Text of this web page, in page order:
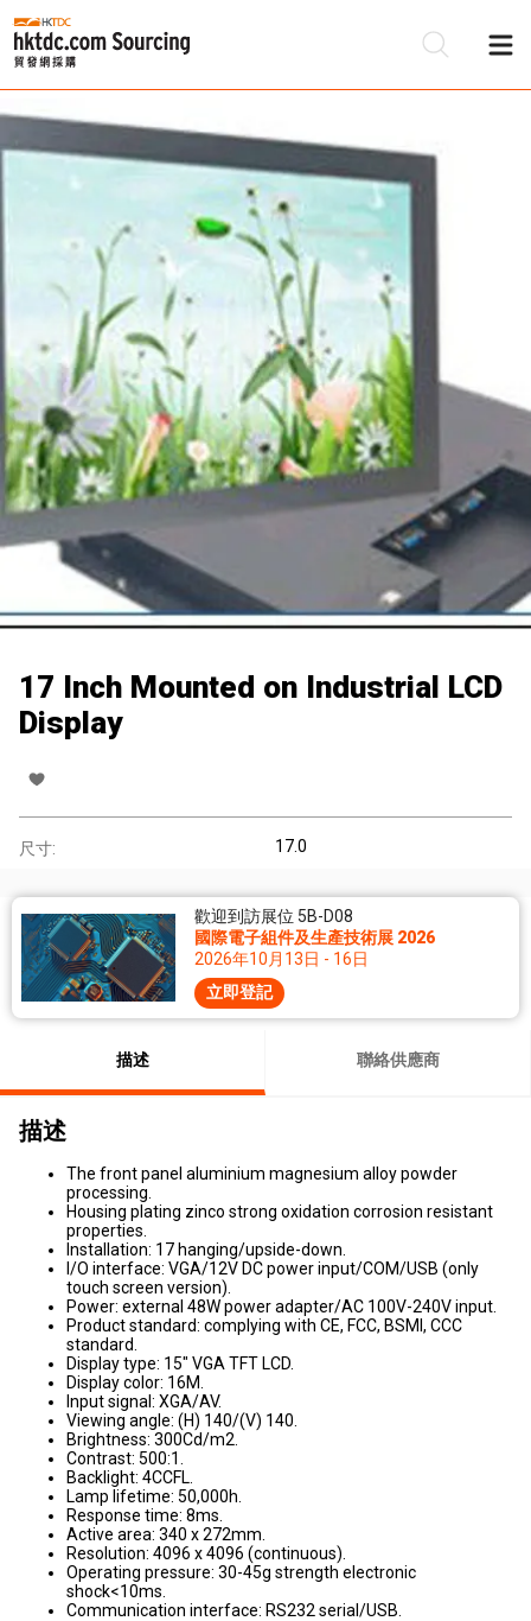
17 Inch Mounted on Industrial LCD
Display
尺寸: 17.0
歡迎到訪展位 5B-D08
國際電子組件及生產技術展 2026
2026年10月13日 - 16日
立即登記
描述 聯絡供應商
描述
The front panel aluminium magnesium alloy powder
processing.
Housing plating zinco strong oxidation corrosion resistant
properties.
Installation: 17 hanging/upside-down.
I/O interface: VGA/12V DC power input/COM/USB (only
touch screen version).
Power: external 48W power adapter/AC 100V-240V input.
Product standard: complying with CE, FCC, BSMI, CCC
standard.
Display type: 15" VGA TFT LCD.
Display color: 16M.
Input signal: XGA/AV.
Viewing angle: (H) 140/(V) 140.
Brightness: 300Cd/m2.
Contrast: 500:1.
Backlight: 4CCFL.
Lamp lifetime: 50,000h.
Response time: 8ms.
Active area: 340 x 272mm.
Resolution: 4096 x 4096 (continuous).
Operating pressure: 30-45g strength electronic
shock<10ms.
Communication interface: RS232 serial/USB.